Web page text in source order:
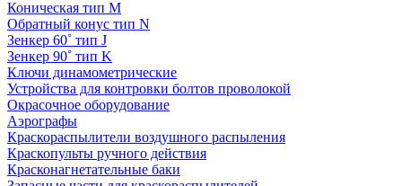
Коническая тип M
Обратный конус тип N
Зенкер 60˚ тип J
Зенкер 90˚ тип K
Ключи динамометрические
Устройства для контровки болтов проволокой
Окрасочное оборудование
Аэрографы
Краскораспылители воздушного распыления
Краскопульты ручного действия
Красконагнетательные баки